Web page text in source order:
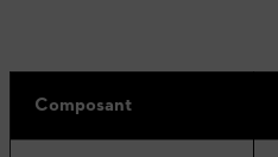
Composant